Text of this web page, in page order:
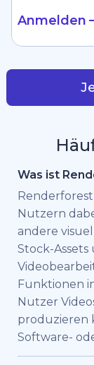
Anmelden
Was ist
Nutzern
andere
Stock-Assets
Funktionen
Nutzer
produzieren
Software-